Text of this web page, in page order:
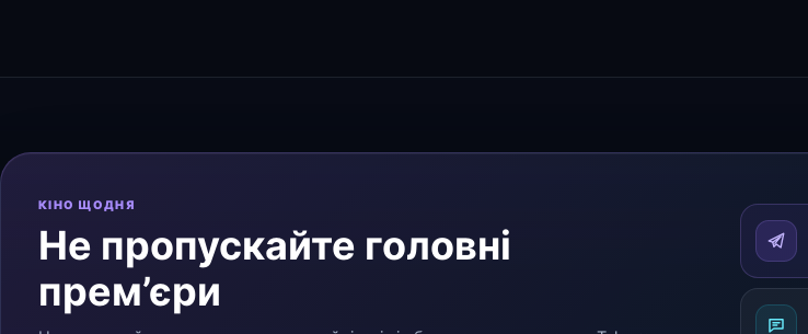
КІНО ЩОДНЯ
Не пропускайте головні
прем’єри